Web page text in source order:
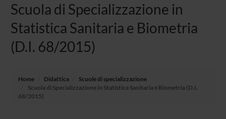
Scuola di Specializzazione in
Statistica Sanitaria e Biometria
(D.I. 68/2015)
Home Didattica
Scuole di specializzazione
Scuola di Specializzazione in Statistica Sanitaria e Biometria (D.I.
68/2015)